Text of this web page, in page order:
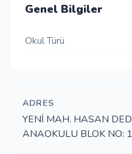
Blog
İletişim
Genel Bilgiler
Okul Türü
ADRES
YENİ MAH. HASAN
ANAOKULU BLOK NO: